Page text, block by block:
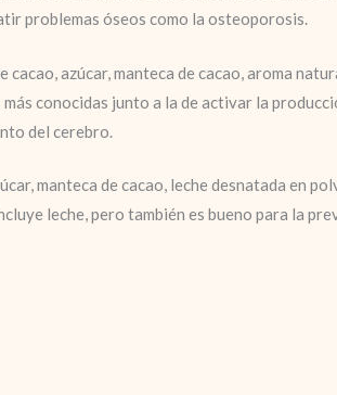
problemas óseos como la osteoporosis.
cacao, azúcar, manteca de cacao, aroma
conocidas junto a la de activar la
del cerebro.
manteca de cacao, leche desnatada en
leche, pero también es bueno para la